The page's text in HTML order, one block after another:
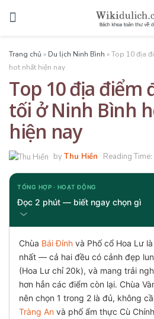
Trang chủ » Du lịch Ninh Bình »Top 10 địa
hot nhất hiện nay
Top 10 địa điểm
tối ở Ninh Bình
hiện nay
byThu Hiền Reading
TỔNG HỢP · HOẠT ĐỘNG
Đọc 2 phút — biết ngay chọn gì
Chùa Bái Đính và Phố cổ Hoa Lư
nhất — cả hai đều có cảnh đẹp
(Hoa Lư chỉ 20k), và mang trải
hơn hẳn các điểm còn lại. Chùa
nên chọn 1 trong 2 là đủ, không
Tràng An và phố ẩm thực Cù